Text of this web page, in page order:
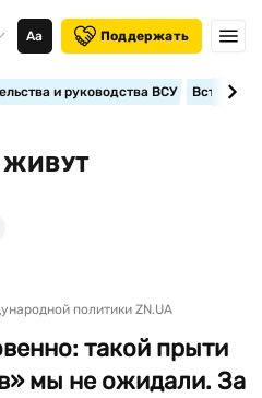
Аа Поддержать
и руководства ВСУ
ЖИВУТ
политики ZN.UA
такой прыти
мы не ожидали. За